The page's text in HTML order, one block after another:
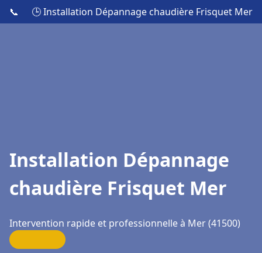
📞 🕒 Installation Dépannage chaudière Frisquet Mer
Installation Dépannage
chaudière Frisquet Mer
Intervention rapide et professionnelle à Mer (41500)